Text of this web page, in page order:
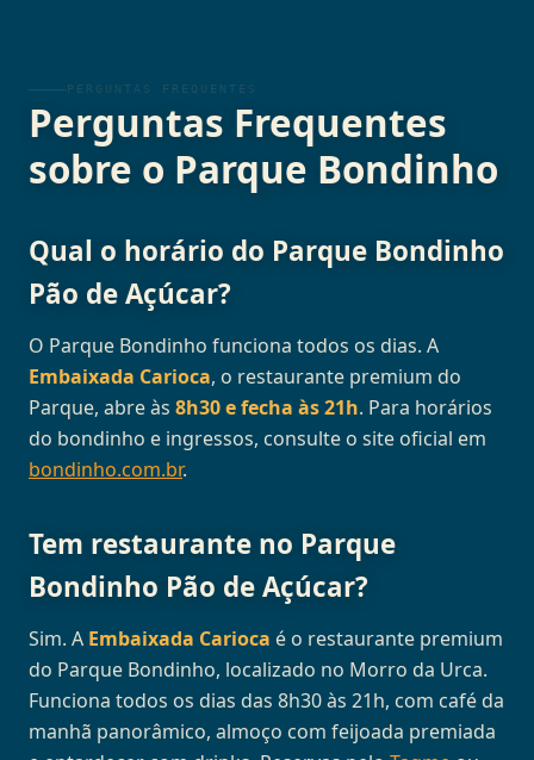
PERGUNTAS FREQUENTES
Perguntas Frequentes
sobre o Parque Bondinho
Qual o horário do Parque Bondinho
Pão de Açúcar?
O Parque Bondinho funciona todos os dias. A
Embaixada Carioca, o restaurante premium do
Parque, abre às 8h30 e fecha às 21h. Para horários
do bondinho e ingressos, consulte o site oficial em
bondinho.com.br.
Tem restaurante no Parque
Bondinho Pão de Açúcar?
Sim. A Embaixada Carioca é o restaurante premium
do Parque Bondinho, localizado no Morro da Urca.
Funciona todos os dias das 8h30 às 21h, com café da
manhã panorâmico, almoço com feijoada premiada